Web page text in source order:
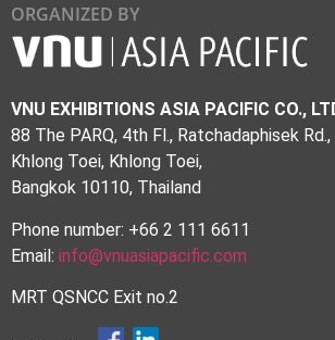
ORGANIZED BY
VNU EXHIBITIONS ASIA PACIFIC CO.,
88 The PARQ, 4th Fl., Ratchadaphisek Rd.,
Khlong Toei, Khlong Toei,
Bangkok 10110, Thailand
Phone number: +66 2 111 6611
Email: info@vnuasiapacific.com
MRT QSNCC Exit no.2